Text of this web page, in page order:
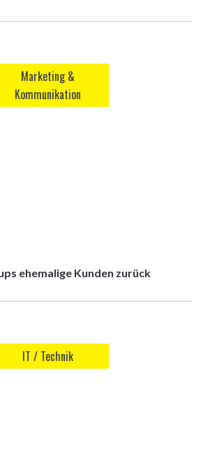
Marketing &
Kommunikation
ehemalige Kunden zurück
IT / Technik